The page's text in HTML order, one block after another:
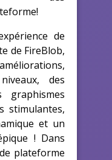
de
de FireBlob,
des
graphismes
stimulantes,
et un
! Dans
plateforme